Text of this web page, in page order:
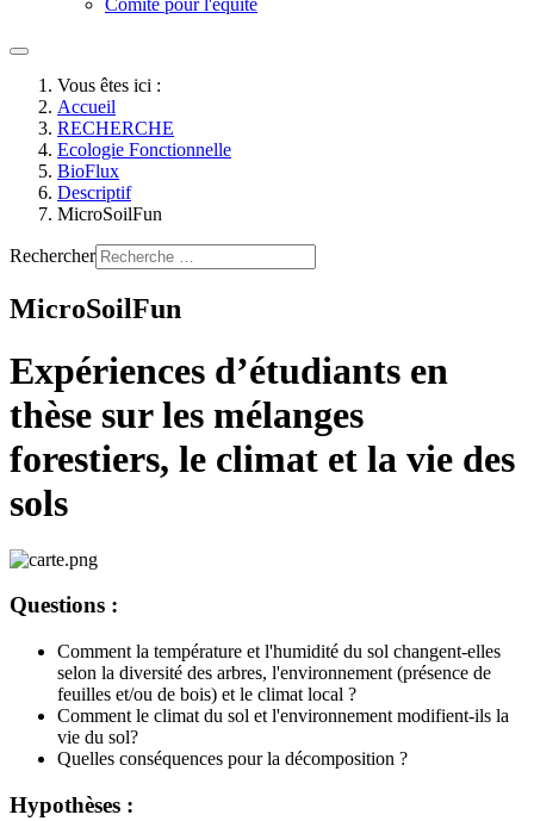
Comité pour l'équité
Vous êtes ici :
Accueil
RECHERCHE
Ecologie Fonctionnelle
BioFlux
Descriptif
MicroSoilFun
Rechercher
MicroSoilFun
Expériences d’étudiants en
thèse sur les mélanges
forestiers, le climat et la vie des
sols
Questions :
Comment la température et l'humidité du sol changent-elles
selon la diversité des arbres, l'environnement (présence de
feuilles et/ou de bois) et le climat local ?
Comment le climat du sol et l'environnement modifient-ils la
vie du sol?
Quelles conséquences pour la décomposition ?
Hypothèses :